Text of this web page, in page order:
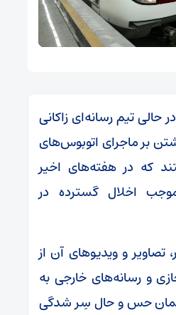
حالی تیم رسانه‌ای زاکانی
بر ماجرای اتوبوس‌های
که در هفته‌های اخیر
اخلال گسترده در
تصاویر و ویدیو‌های آن از
و رسانه‌های خارجی به
حس و حال سِر شدگی